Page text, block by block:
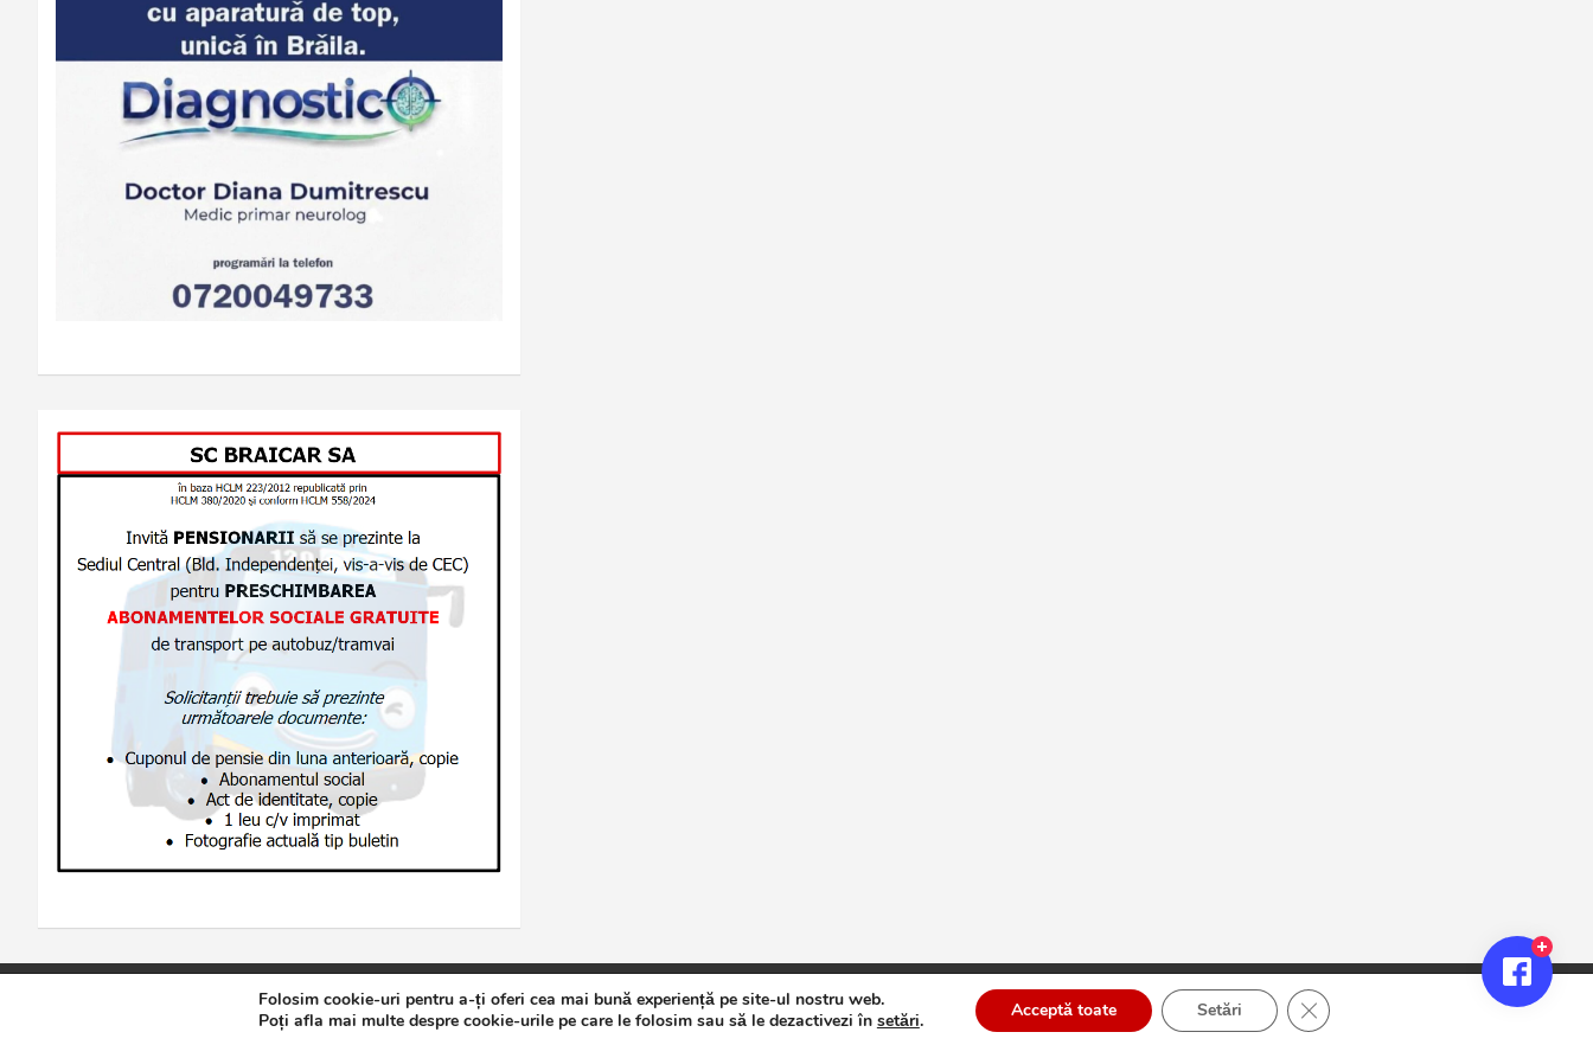
Jurnalul de Brăila Politică de confidențialitate Theme by:Theme Horse Proudly Powered by: WordPress
Folosim cookie-uri pentru a-ți oferi cea mai bună experiență pe site-ul nostru web.
Poți afla mai multe despre cookie-urile pe care le folosim sau să le dezactivezi în setări. Acceptă toate Setări Close GDPR Cookie Banner